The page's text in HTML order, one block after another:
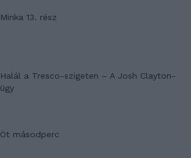
Minka 13. rész
Halál a Tresco-szigeten – A Josh Clayton-
ügy
Öt másodperc